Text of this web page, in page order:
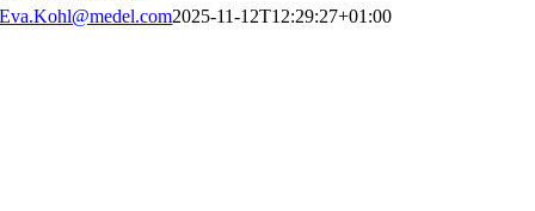
Eva.Kohl@medel.com2025-11-12T12:29:27+01:00